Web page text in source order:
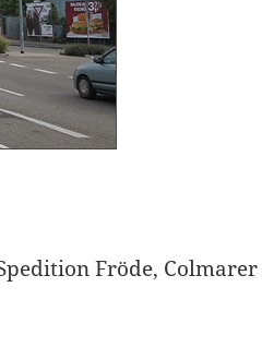
Fröde, Colmarer